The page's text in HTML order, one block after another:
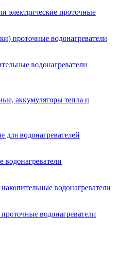
электрические проточные
проточные водонагреватели
водонагреватели
аккумуляторы тепла и
водонагревателей
водонагреватели
водонагреватели